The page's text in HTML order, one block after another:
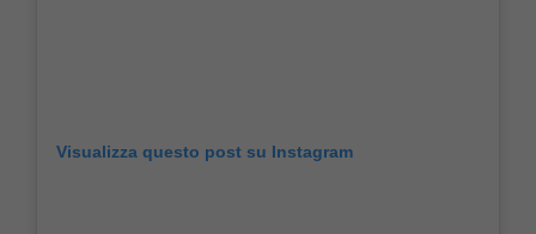
Visualizza questo post su Instagram